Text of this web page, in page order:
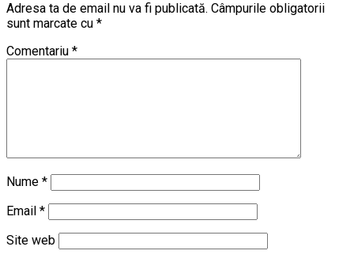
Adresa ta de email nu va fi publicată. Câmpurile obligatorii
sunt marcate cu *
Comentariu *
Nume *
Email *
Site web